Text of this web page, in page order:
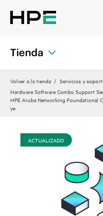
Tienda
Volver a la tienda Servicios y
Hardware Software Combo Support
HPE Aruba Networking Foundational
ye
ACTUALIZADO